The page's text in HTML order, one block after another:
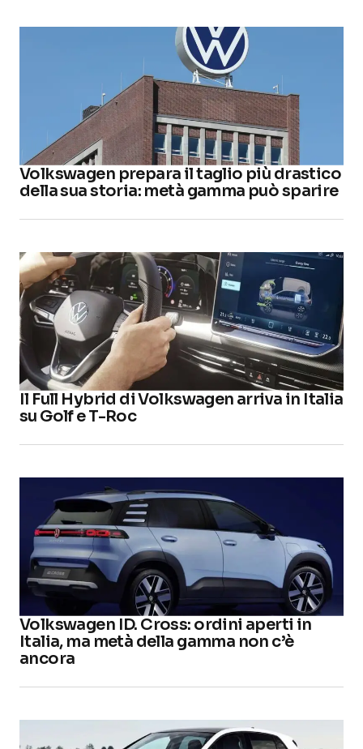
Volkswagen prepara il taglio più drastico
della sua storia: metà gamma può sparire
Il Full Hybrid di Volkswagen arriva in Italia
su Golf e T-Roc
Volkswagen ID. Cross: ordini aperti in
Italia, ma metà della gamma non c’è
ancora